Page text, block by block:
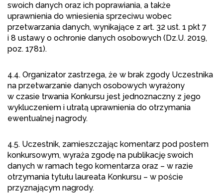
swoich danych oraz ich poprawiania, a także
uprawnienia do wniesienia sprzeciwu wobec
przetwarzania danych, wynikające z art. 32 ust. 1 pkt 7
i 8 ustawy o ochronie danych osobowych (Dz.U. 2019,
poz. 1781).
4.4. Organizator zastrzega, że w brak zgody Uczestnika
na przetwarzanie danych osobowych wyrażony
w czasie trwania Konkursu jest jednoznaczny z jego
wykluczeniem i utratą uprawnienia do otrzymania
ewentualnej nagrody.
4.5. Uczestnik, zamieszczając komentarz pod postem
konkursowym, wyraża zgodę na publikację swoich
danych w ramach tego komentarza oraz – w razie
otrzymania tytułu laureata Konkursu – w poście
przyznającym nagrody.